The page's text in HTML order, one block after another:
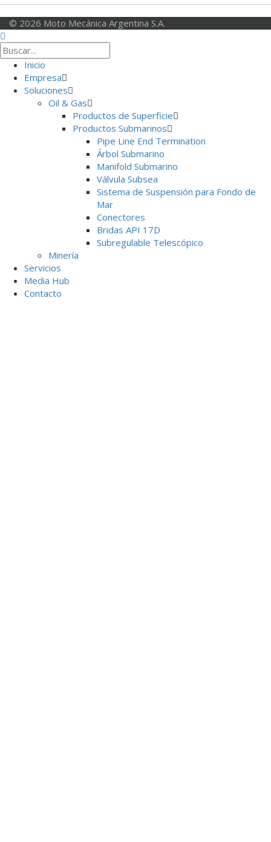
© 2026 Moto Mecánica Argentina S.A.
Inicio
Empresa
Soluciones
Oil & Gas
Productos de Superficie
Productos Submarinos
Pipe Line End Termination
Árbol Submarino
Manifold Submarino
Válvula Subsea
Sistema de Suspensión para Fondo de
Mar
Conectores
Bridas API 17D
Subregulable Telescópico
Minería
Servicios
Media Hub
Contacto